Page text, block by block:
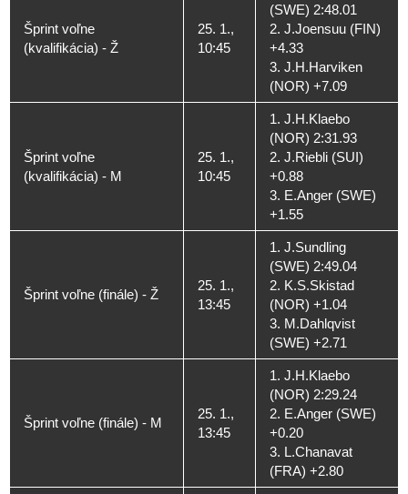
Šprint voľne
(kvalifikácia) - Ž
25. 1.,
10:45
(SWE) 2:48.01
2. J.Joensuu (FIN)
+4.33
3. J.H.Harviken
(NOR) +7.09
Šprint voľne
(kvalifikácia) - M
25. 1.,
10:45
1. J.H.Klaebo
(NOR) 2:31.93
2. J.Riebli (SUI)
+0.88
3. E.Anger (SWE)
+1.55
Šprint voľne (finále) - Ž
25. 1.,
13:45
1. J.Sundling
(SWE) 2:49.04
2. K.S.Skistad
(NOR) +1.04
3. M.Dahlqvist
(SWE) +2.71
Šprint voľne (finále) - M
25. 1.,
13:45
1. J.H.Klaebo
(NOR) 2:29.24
2. E.Anger (SWE)
+0.20
3. L.Chanavat
(FRA) +2.80